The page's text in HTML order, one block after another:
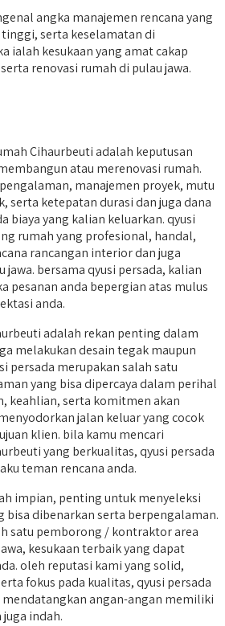
angka manajemen rencana yang
serta keselamatan di
ialah kesukaan yang amat cakap
renovasi rumah di pulau jawa.
Cihaurbeuti adalah keputusan
atau merenovasi rumah.
manajemen proyek, mutu
serta ketepatan durasi dan juga dana
biaya yang kalian keluarkan. qyusi
rumah yang profesional, handal,
rancangan interior dan juga
bersama qyusi persada, kalian
pesanan anda bepergian atas mulus
anda.
adalah rekan penting dalam
melakukan desain tegak maupun
persada merupakan salah satu
yang bisa dipercaya dalam perihal
keahlian, serta komitmen akan
jalan keluar yang cocok
klien. bila kamu mencari
yang berkualitas, qyusi persada
teman rencana anda.
impian, penting untuk menyeleksi
bisa dibenarkan serta berpengalaman.
satu pemborong / kontraktor area
kesukaan terbaik yang dapat
oleh reputasi kami yang solid,
fokus pada kualitas, qyusi persada
angan-angan memiliki
indah.